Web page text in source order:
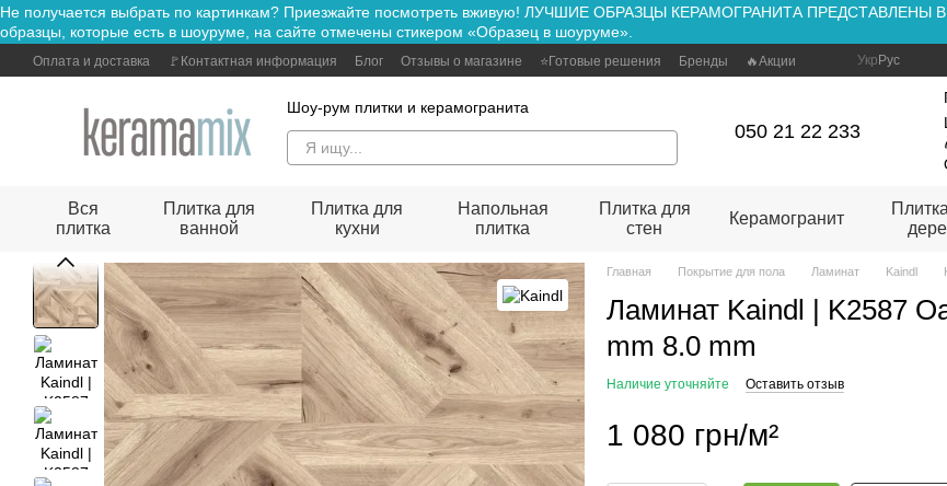
Перейти к основному контенту
Не получается выбрать по картинкам? Приезжайте посмотреть вживую! ЛУЧШИЕ ОБРАЗЦЫ КЕРАМОГРАНИТА
образцы, которые есть в шоуруме, на сайте отмечены стикером «Образец в шоуруме».
Оплата и доставка 🚩Контактная информация Блог Отзывы о магазине ⭐Готовые решения Бренды 🔥Акции Укр Рус
Шоу-рум плитки и керамогранита
050 21 22 233
Вся
плитка
Плитка для
ванной
Плитка для
кухни
Напольная
плитка
Плитка для
стен
Керамогранит
Главная Покрытие для пола Ламинат Kaindl
Ламинат Kaindl | K2587
mm 8.0 mm
Наличие уточняйте Оставить отзыв
1 080 грн/м²